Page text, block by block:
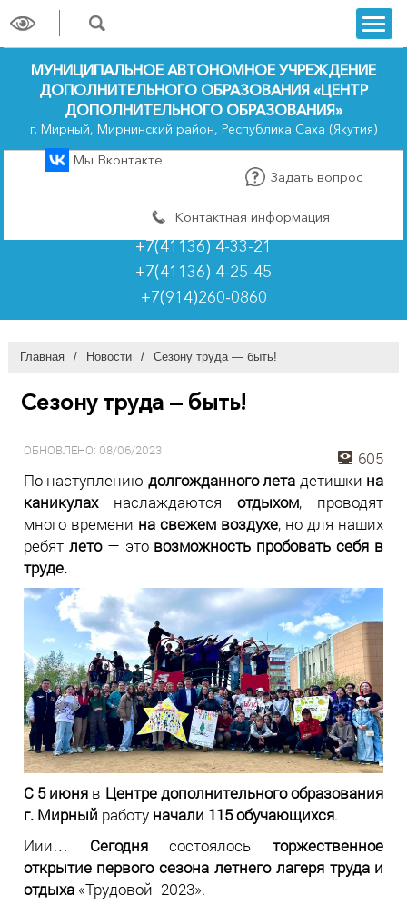
trk
МУНИЦИПАЛЬНОЕ АВТОНОМНОЕ УЧРЕЖДЕНИЕ
ДОПОЛНИТЕЛЬНОГО ОБРАЗОВАНИЯ «ЦЕНТР
ДОПОЛНИТЕЛЬНОГО ОБРАЗОВАНИЯ»
г. Мирный, Мирнинский район, Республика Саха (Якутия)
Мы Вконтакте
Задать вопрос
Контактная информация
+7(41136) 4-33-21
+7(41136) 4-25-45
+7(914)260-0860
Главная / Новости / Сезону труда — быть!
Сезону труда — быть!
ОБНОВЛЕНО: 08/06/2023
605
По наступлению долгожданного лета детишки на
каникулахнаслаждаютсяотдыхом, проводят
много времени на свежем воздухе, но для наших
ребят лето — это возможность пробовать себя в
труде.
С 5 июня в Центре дополнительного образования
г. Мирный работу начали 115 обучающихся.
Иии… Сегоднясостоялосьторжественное
открытие первого сезона летнего лагеря труда и
отдыха«Трудовой -2023».